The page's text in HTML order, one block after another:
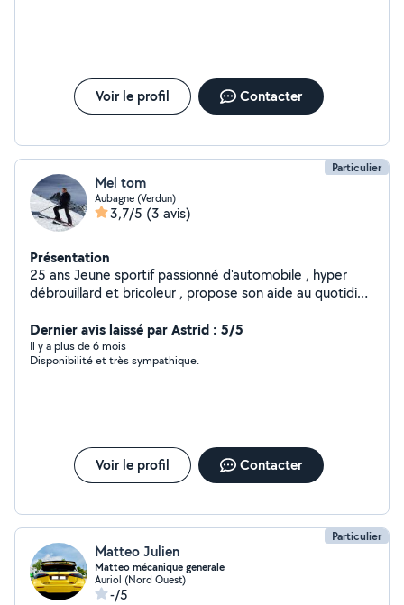
Voir le profil Contacter
Particulier
Mel tom
Aubagne (Verdun)
3,7/5 (3 avis)
Présentation
25 ans Jeune sportif passionné d'automobile , hyper
débrouillard et bricoleur , propose son aide au quotidien
Dernier avis laissé par Astrid : 5/5
Il y a plus de 6 mois
Disponibilité et très sympathique.
Voir le profil Contacter
Particulier
Matteo Julien
Matteo mécanique generale
Auriol (Nord Ouest)
-/5